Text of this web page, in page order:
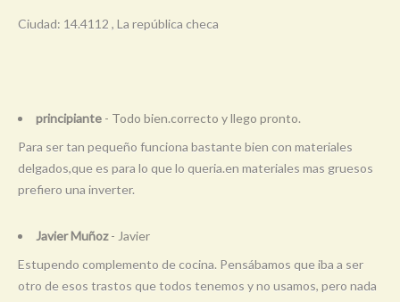
Ciudad: 14.4112 , La república checa
principiante - Todo bien.correcto y llego pronto.
Para ser tan pequeño funciona bastante bien con materiales
delgados,que es para lo que lo queria.en materiales mas gruesos
prefiero una inverter.
Javier Muñoz- Javier
Estupendo complemento de cocina. Pensábamos que iba a ser
otro de esos trastos que todos tenemos y no usamos, pero nada